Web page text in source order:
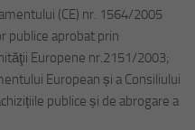
(CE) nr. 1564/2005
publice aprobat prin
Europene nr.2151/2003;
European și a Consiliului
publice și de abrogare a